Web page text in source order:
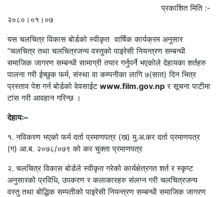
प्रकाशित मिति :-
२०८०।०१।०७
यस चलचित्र विकास बोर्डको स्वीकृत वार्षिक कार्यक्रम अनुसार
“चलचित्र तथा चलचित्रजन्य वस्तुको पाइरेसी नियन्त्रण सम्बन्धी
समाजिक जागरण सम्बन्धी सामाग्री तयार गर्नुपर्ने भएकोले देहायका शर्तहरु
पालना गरी ईच्छुक फर्म, संस्था वा कम्पनीका लागि ७(सात) दिन भित्र
प्रस्ताव पेश गर्न बोर्डको वेवसाईट www.film.gov.np र सूचना पाटीमा
टांस गरी आवहान गरिन्छ ।
देहायः–
१. नविकरण भएको फर्म दर्ता प्रमाणपत्र (ख) मु.अ.कर दर्ता प्रमाणपत्र
(ग) आ.ब. २०७८/०७९ को कर चुक्ता प्रमाणपत्र
२. चलचित्र विकास बोर्डले स्वीकृत गरेको कार्यक्षेत्रगत शर्त र स्कृप्ट
अनुसारको प्रविधि, उपकरण र कलाकारहरु संलग्न गरी चलचित्रजन्य
वस्तु तथा बोद्धिक सम्पतीको पाइरेसी नियन्त्रण सम्बन्धी समाजिक जागरण